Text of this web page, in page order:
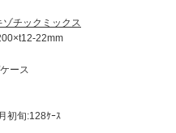
チックミックス
22mm
ース
初旬:128ｹｰｽ